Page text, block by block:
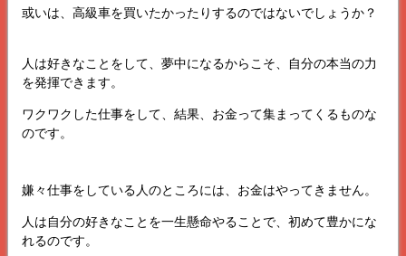
或いは、高級車を買いたかったりするのではないでしょうか？
人は好きなことをして、夢中になるからこそ、自分の本当の力
を発揮できます。
ワクワクした仕事をして、結果、お金って集まってくるものな
のです。
嫌々仕事をしている人のところには、お金はやってきません。
人は自分の好きなことを一生懸命やることで、初めて豊かにな
れるのです。